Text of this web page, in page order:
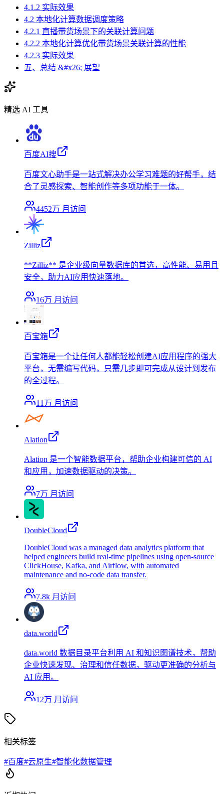
4.1.2 实际效果
4.2 本地化计算数据调度策略
4.2.1 直播带货场景下的关联计算问题
4.2.2 本地化计算优化带货场景关联计算的性能
4.2.3 实际效果
五、总结 &#x26; 展望
精选 AI 工具
百度AI搜
百度文心助手是一站式解决办公学习难题的好帮手，结
合了灵感探索、智能创作等多项功能于一体。
4452万 月访问
Zilliz
**Zilliz** 是企业级向量数据库的首选，高性能、易用且
安全，助力AI应用快速落地。
16万 月访问
百宝箱
百宝箱是一个让任何人都能轻松创建AI应用程序的强大
平台，无需编写代码，只需几步即可完成从设计到发布
的全过程。
11万 月访问
Alation
Alation 是一个智能数据平台，帮助企业构建可信的 AI
和应用，加速数据驱动的决策。
7万 月访问
DoubleCloud
DoubleCloud was a managed data analytics platform that
helped engineers build real-time pipelines using open-source
ClickHouse, Kafka, and Airflow, with automated
maintenance and no-code data transfer.
7.8k 月访问
data.world
data.world 数据目录平台利用 AI 和知识图谱技术，帮助
企业快速发现、治理和信任数据，驱动更准确的分析与
AI 应用。
12万 月访问
相关标签
#百度#云原生#智能化数据管理